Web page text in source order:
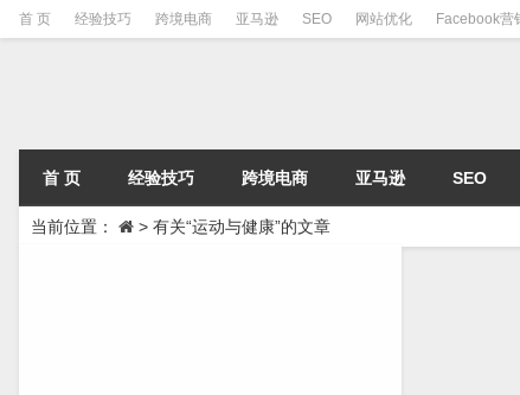
首 页 经验技巧 跨境电商 亚马逊 SEO 网站优化 Facebook营
首 页 经验技巧 跨境电商 亚马逊 SEO
当前位置： > 有关“运动与健康”的文章